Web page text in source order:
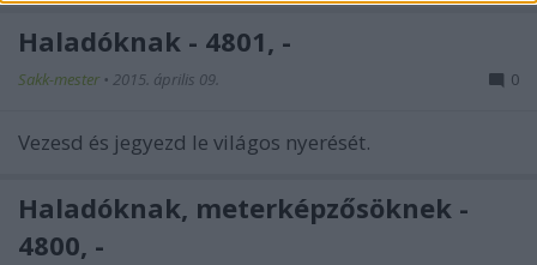
functionality and fraud prevention, and other
Haladóknak - 4801, -
Sakk-mester • 2015. április 09. 0
Vezesd és jegyezd le világos nyerését.
Haladóknak, meterképzősöknek -
4800, -